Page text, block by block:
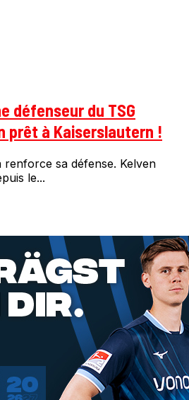
défenseur du TSG
prêt à Kaiserslautern !
renforce sa défense. Kelven
le...